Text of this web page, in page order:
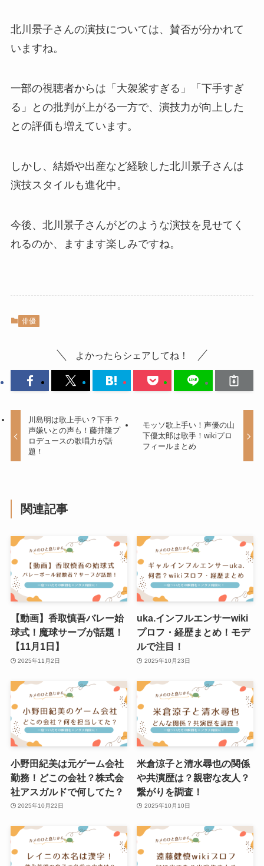
北川景子さんの演技については、賛否が分かれて
いますね。
一部の視聴者からは「大袈裟すぎる」「下手すぎ
る」との批判が上がる一方で、演技力が向上した
との評価も増えています。
しかし、結婚や出産など経験した北川景子さんは
演技スタイルも進化中。
今後、北川景子さんがどのような演技を見せてく
れるのか、ますます楽しみですね。
俳優
よかったらシェアしてね！
川島明は歌上手い？下手？
声嫌いとの声も！藤井隆プ
ロデュースの歌唱力が話
題！
モッソ歌上手い！声優の山
下優太郎は歌手！wikiプロ
フィールまとめ
関連記事
【動画】香取慎吾バレー始
球式！魔球サーブが話題！
【11月1日】
2025年11月2日
uka.インフルエンサーwiki
プロフ・経歴まとめ！モデ
ルで注目！
2025年10月23日
小野田紀美は元ゲーム会社
勤務！どこの会社？株式会
社アスガルドで何してた？
2025年10月22日
米倉涼子と清水尋也の関係
や共演歴は？親密な友人？
繋がりを調査！
2025年10月10日